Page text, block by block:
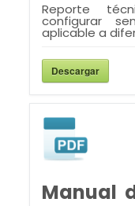
Reporte
configurar
aplicable a
Descargar
Manual